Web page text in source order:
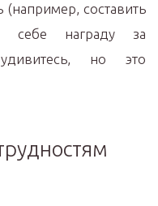
составить
себе награду за
но это